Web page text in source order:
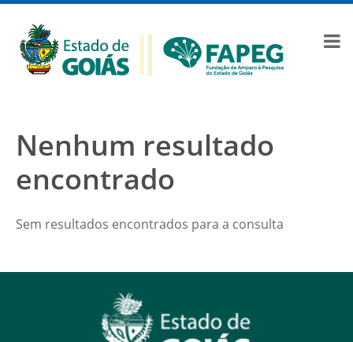
Nenhum resultado
encontrado
Sem resultados encontrados para a consulta